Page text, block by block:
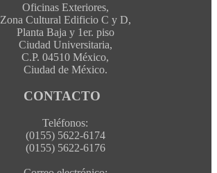
Oficinas Exteriores,
Zona Cultural Edificio C y D,
Planta Baja y 1er. piso
Ciudad Universitaria,
C.P. 04510 México,
Ciudad de México.
CONTACTO
Teléfonos:
(0155) 5622-6174
(0155) 5622-6176